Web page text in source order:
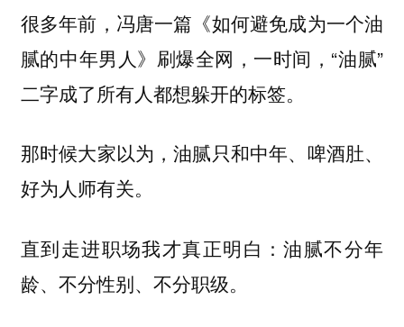
很多年前，冯唐一篇《如何避免成为一个油
腻的中年男人》刷爆全网，一时间，“油腻”
二字成了所有人都想躲开的标签。
那时候大家以为，油腻只和中年、啤酒肚、
好为人师有关。
直到走进职场我才真正明白：油腻不分年
龄、不分性别、不分职级。